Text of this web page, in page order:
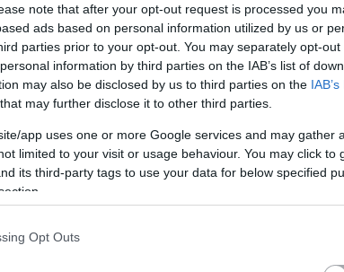
note that after your opt-out request is processed you
ads based on personal information utilized by us or
parties prior to your opt-out. You may separately opt-out
information by third parties on the IAB’s list of
may also be disclosed by us to third parties on the
that may further disclose it to other third parties.
app uses one or more Google services and may gather
limited to your visit or usage behaviour. You may click to
its third-party tags to use your data for below specified
Opt Outs